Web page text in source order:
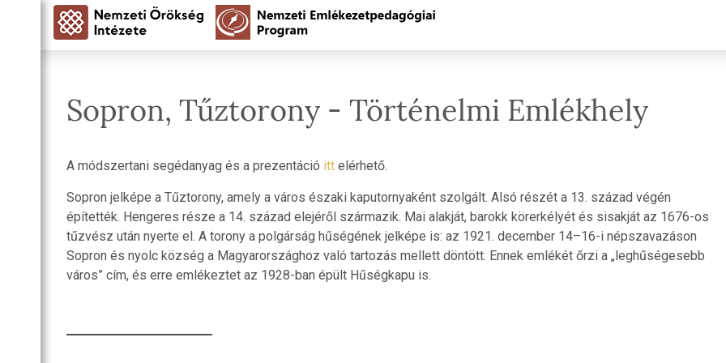
Sopron, Tűztorony - Történelmi Emlékhely
A módszertani segédanyag és a prezentáció itt elérhető.
Sopron jelképe a Tűztorony, amely a város északi kaputornyaként szolgált. Alsó részét a 13. század végén
építették. Hengeres része a 14. század elejéről származik. Mai alakját, barokk körerkélyét és sisakját az 1676-os
tűzvész után nyerte el. A torony a polgárság hűségének jelképe is: az 1921. december 14–16-i népszavazáson
Sopron és nyolc község a Magyarországhoz való tartozás mellett döntött. Ennek emlékét őrzi a „leghűségesebb
város” cím, és erre emlékeztet az 1928-ban épült Hűségkapu is.